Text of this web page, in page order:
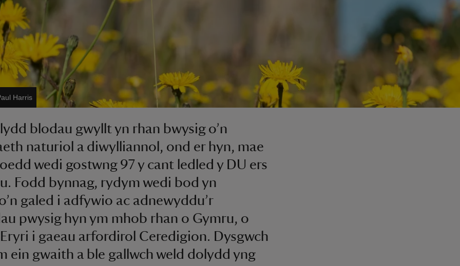
Harris
blodau gwyllt yn rhan bwysig o’n
naturiol a diwylliannol, ond er hyn, mae
wedi gostwng 97 y cant ledled y DU ers
Fodd bynnag, rydym wedi bod yn
galed i adfywio ac adnewyddu’r
pwysig hyn ym mhob rhan o Gymru, o
i gaeau arfordirol Ceredigion. Dysgwch
ein gwaith a ble gallwch weld dolydd yng